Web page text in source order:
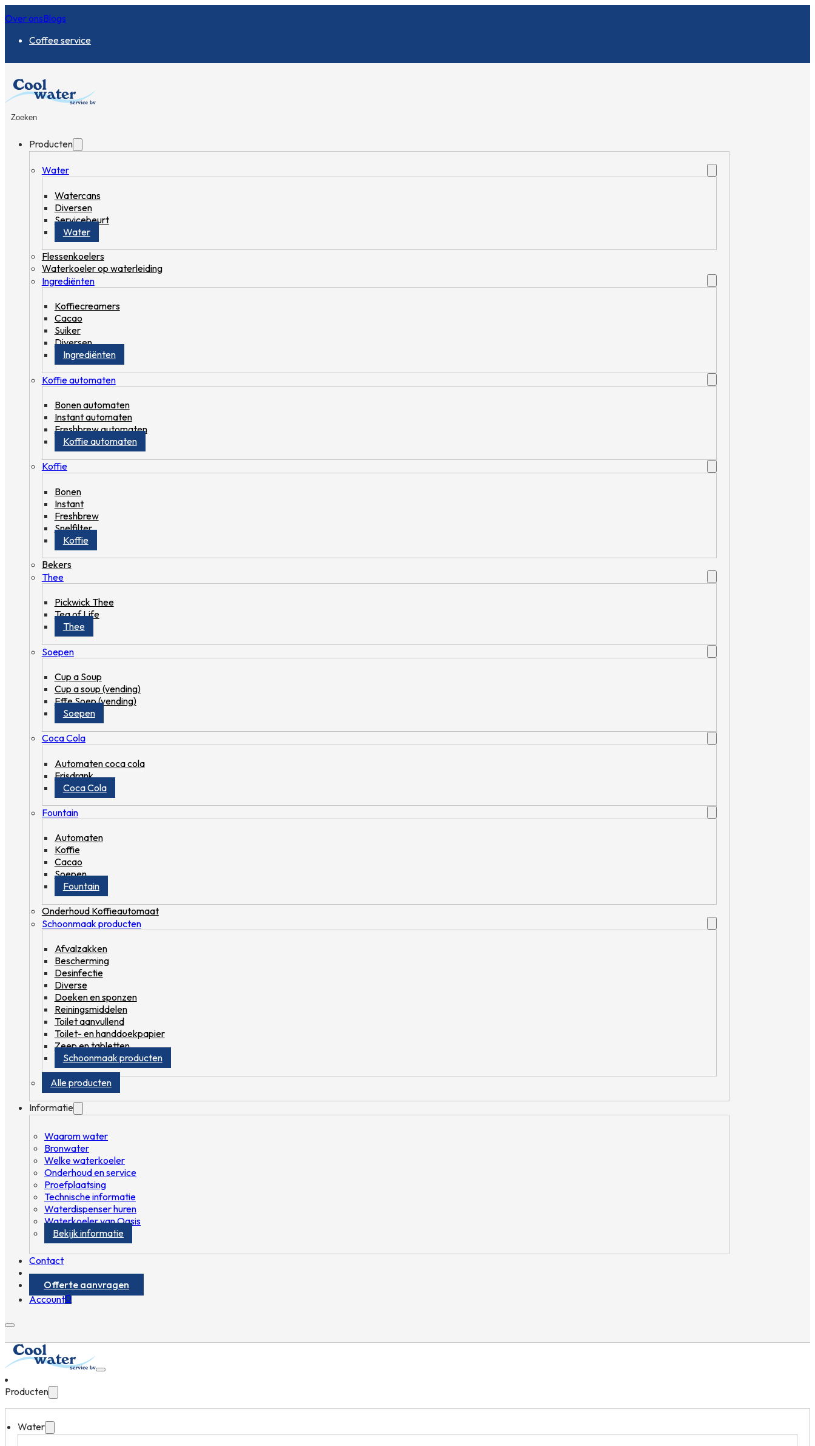
Over onsBlogs
Coffee service
Zoeken
Producten
Water
Watercans
Diversen
Servicebeurt
Water
Flessenkoelers
Waterkoeler op waterleiding
Ingrediënten
Koffiecreamers
Cacao
Suiker
Diversen
Ingrediënten
Koffie automaten
Bonen automaten
Instant automaten
Freshbrew automaten
Koffie automaten
Koffie
Bonen
Instant
Freshbrew
Snelfilter
Koffie
Bekers
Thee
Pickwick Thee
Tea of Life
Thee
Soepen
Cup a Soup
Cup a soup (vending)
Effe Soep (vending)
Soepen
Coca Cola
Automaten coca cola
Frisdrank
Coca Cola
Fountain
Automaten
Koffie
Cacao
Soepen
Fountain
Onderhoud Koffieautomaat
Schoonmaak producten
Afvalzakken
Bescherming
Desinfectie
Diverse
Doeken en sponzen
Reiningsmiddelen
Toilet aanvullend
Toilet- en handdoekpapier
Zeep en tabletten
Schoonmaak producten
Alle producten
Informatie
Waarom water
Bronwater
Welke waterkoeler
Onderhoud en service
Proefplaatsing
Technische informatie
Waterdispenser huren
Waterkoeler van Oasis
Bekijk informatie
Contact
Offerte aanvragen
Account0
Producten
Water